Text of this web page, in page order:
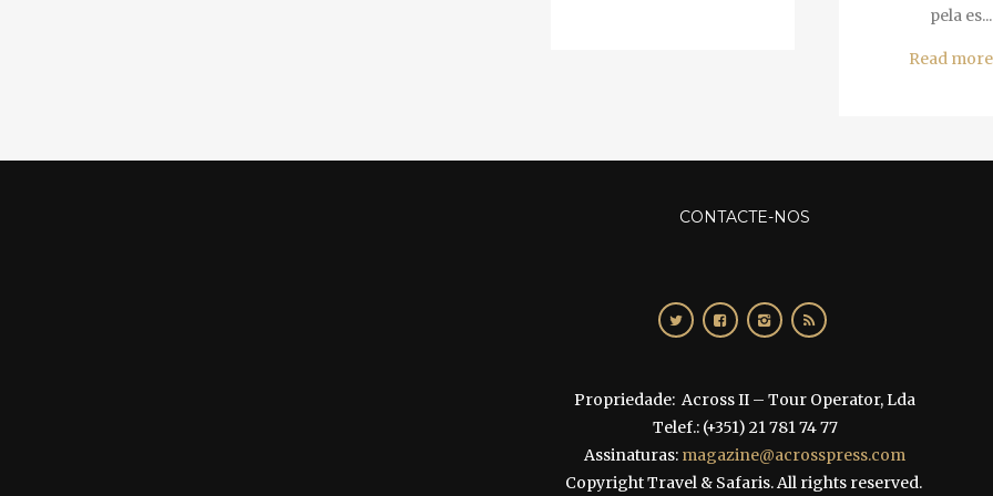
pela es...
Read more
CONTACTE-NOS
Propriedade: Across II – Tour Operator, Lda
Telef.: (+351) 21 781 74 77
Assinaturas:magazine@acrosspress.com
Copyright Travel & Safaris. All rights reserved.